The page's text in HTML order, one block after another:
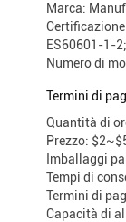
Marca:
ES60601-1-
Numero di
Termini di
Quantità di
Prezzo:
Imballaggi
Tempi di
Termini di
Capacità di